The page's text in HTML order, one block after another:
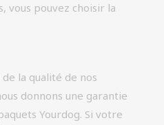
vous pouvez choisir la
la qualité de nos
donnons une garantie
Yourdog. Si votre